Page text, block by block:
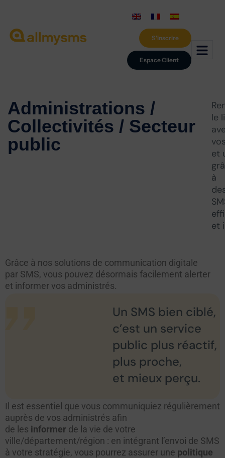
Espace Client
S'inscrire
Administrations /
Collectivités / Secteur
public
le
et
à
et
Grâce à nos solutions de communication digitale
par SMS, vous pouvez désormais facilement alerter
et informer vos administrés.
Un SMS bien ciblé,
c’est un service
public plus réactif,
plus proche,
et mieux perçu.
Il est essentiel que vous communiquiez régulièrement
auprès de vos administrés afin
de les informer de la vie de votre
ville/département/région : en intégrant l’envoi de SMS
à votre stratégie, vous pourrez assurer une politique